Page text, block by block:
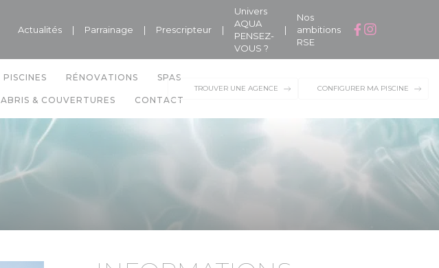
Actualités | Parrainage | Prescripteur |
Univers
AQUA
PENSEZ-
VOUS ?
|
Nos
ambitions
RSE
PISCINES RÉNOVATIONS SPAS
ABRIS & COUVERTURES CONTACT
TROUVER UNE AGENCE CONFIGURER MA PISCINE